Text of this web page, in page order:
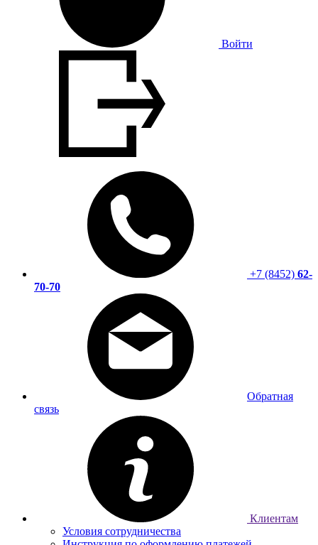
Войти
+7 (8452) 62-
70-70
Обратная
связь
Клиентам
Условия сотрудничества